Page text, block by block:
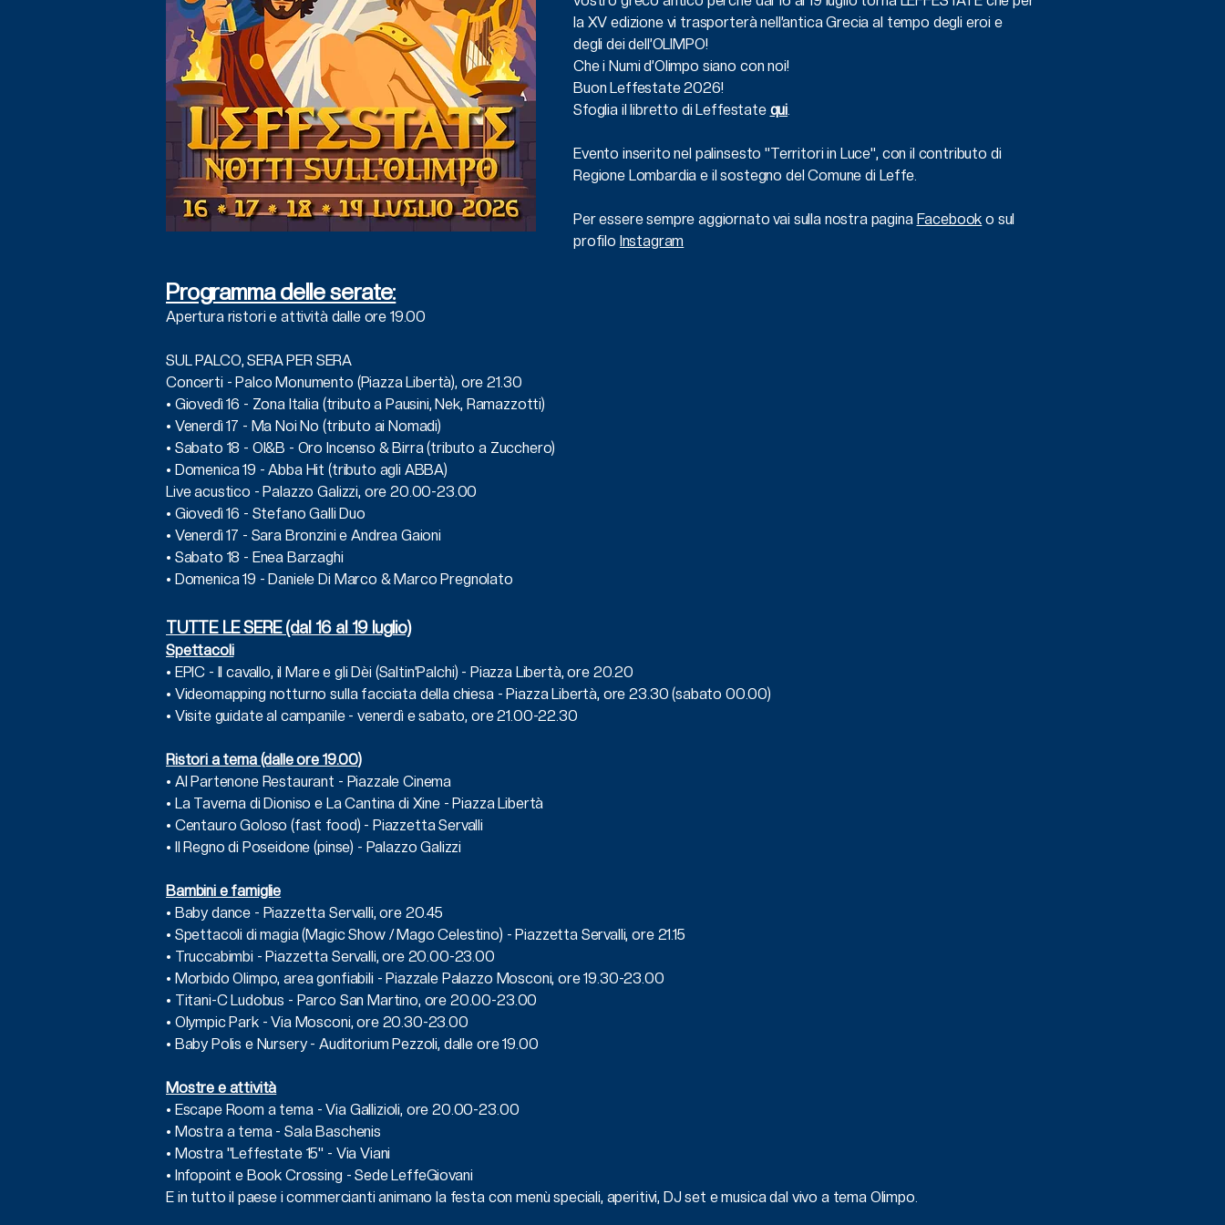
la XV edizione vi trasporterà nell’antica Grecia al tempo degli eroi e
degli dei dell’OLIMPO!
Che i Numi d’Olimpo siano con noi!
Buon Leffestate 2026!
Sfoglia il libretto di Leffestate qui.
Evento inserito nel palinsesto "Territori in Luce", con il contributo di
Regione Lombardia e il sostegno del Comune di Leffe.
Per essere sempre aggiornato vai sulla nostra pagina Facebook o sul
profilo Instagram
Programma delle serate:
Apertura ristori e attività dalle ore 19.00
SUL PALCO, SERA PER SERA
Concerti - Palco Monumento (Piazza Libertà), ore 21.30
• Giovedì 16 - Zona Italia (tributo a Pausini, Nek, Ramazzotti)
• Venerdì 17 - Ma Noi No (tributo ai Nomadi)
• Sabato 18 - OI&B - Oro Incenso & Birra (tributo a Zucchero)
• Domenica 19 - Abba Hit (tributo agli ABBA)
Live acustico - Palazzo Galizzi, ore 20.00-23.00
• Giovedì 16 - Stefano Galli Duo
• Venerdì 17 - Sara Bronzini e Andrea Gaioni
• Sabato 18 - Enea Barzaghi
• Domenica 19 - Daniele Di Marco & Marco Pregnolato
TUTTE LE SERE (dal 16 al 19 luglio)
Spettacoli
• EPIC - Il cavallo, il Mare e gli Dèi (Saltin'Palchi) - Piazza Libertà, ore 20.20
• Videomapping notturno sulla facciata della chiesa - Piazza Libertà, ore 23.30 (sabato 00.00)
• Visite guidate al campanile - venerdì e sabato, ore 21.00-22.30
Ristori a tema (dalle ore 19.00)
• Al Partenone Restaurant - Piazzale Cinema
• La Taverna di Dioniso e La Cantina di Xine - Piazza Libertà
• Centauro Goloso (fast food) - Piazzetta Servalli
• Il Regno di Poseidone (pinse) - Palazzo Galizzi
Bambini e famiglie
• Baby dance - Piazzetta Servalli, ore 20.45
• Spettacoli di magia (Magic Show / Mago Celestino) - Piazzetta Servalli, ore 21.15
• Truccabimbi - Piazzetta Servalli, ore 20.00-23.00
• Morbido Olimpo, area gonfiabili - Piazzale Palazzo Mosconi, ore 19.30-23.00
• Titani-C Ludobus - Parco San Martino, ore 20.00-23.00
• Olympic Park - Via Mosconi, ore 20.30-23.00
• Baby Polis e Nursery - Auditorium Pezzoli, dalle ore 19.00
Mostre e attività
• Escape Room a tema - Via Gallizioli, ore 20.00-23.00
• Mostra a tema - Sala Baschenis
• Mostra "Leffestate 15" - Via Viani
• Infopoint e Book Crossing - Sede LeffeGiovani
E in tutto il paese i commercianti animano la festa con menù speciali, aperitivi, DJ set e musica dal vivo a tema Olimpo.